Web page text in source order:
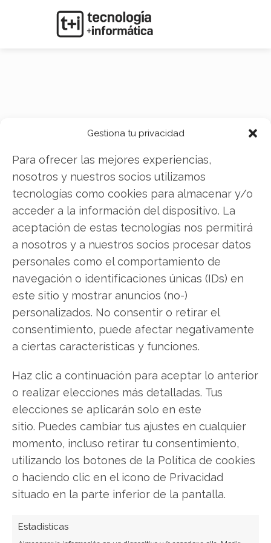
Gestiona tu privacidad
Para ofrecer las mejores experiencias,
nosotros y nuestros socios utilizamos
tecnologías como cookies para almacenar y/o
acceder a la información del dispositivo. La
aceptación de estas tecnologías nos permitirá
a nosotros y a nuestros socios procesar datos
personales como el comportamiento de
navegación o identificaciones únicas (IDs) en
este sitio y mostrar anuncios (no-)
personalizados. No consentir o retirar el
consentimiento, puede afectar negativamente
a ciertas características y funciones.
Haz clic a continuación para aceptar lo anterior
o realizar elecciones más detalladas. Tus
elecciones se aplicarán solo en este
sitio. Puedes cambiar tus ajustes en cualquier
momento, incluso retirar tu consentimiento,
utilizando los botones de la Política de cookies
o haciendo clic en el icono de Privacidad
situado en la parte inferior de la pantalla.
Estadísticas
Vamos Locacao De
Caminhoes M
Vamos Locação de
Caminhões M: La empresa
utilización de su flota
Los resultados operativos preliminares del cuarto
trimestre de 2025 de Vamos Locação de
Caminhões M han arrojado un desempeño
notable. La compañía no solo registró un sólido
incremento en sus ingresos, sino que también
logró una cifra sin precedentes en la eficiencia de
uso de sus activos. La pregunta que…